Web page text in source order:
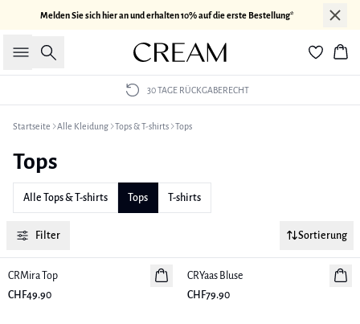
Melden Sie sich hier an und erhalten 10% auf die erste Bestellung*
Suche
LIEFERUNG IN 1-2 WERKTAGEN
Startseite Alle Kleidung Tops & T-shirts Tops
Tops
Alle Tops & T-shirts Tops T-shirts
Filter Sortierung
Neuheiten
CRMira Top
CHF49.90
Neuheiten
CRYaas Bluse
CHF79.90